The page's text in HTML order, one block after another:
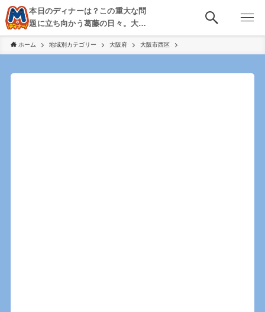
本日のディナーは？この重大な問
題に立ち向かう葛藤の日々。大
阪・京都・神戸を中心とした食べ
歩き、飲み歩きを綴る。
ホーム 地域別カテゴリー 大阪府 大阪市西区